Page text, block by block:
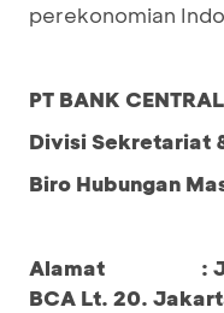
perekonomian
PT BANK
Divisi Sekretariat
Biro Hubungan
Alamat : Jl.
BCA Lt. 20.